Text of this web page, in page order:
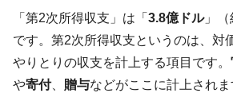
「第2次所得収支」は「 3.8億ドル」（
です。第2次所得収支というのは、対
やりとりの収支を計上する項目です。
や寄付、 贈与などがここに計上されま